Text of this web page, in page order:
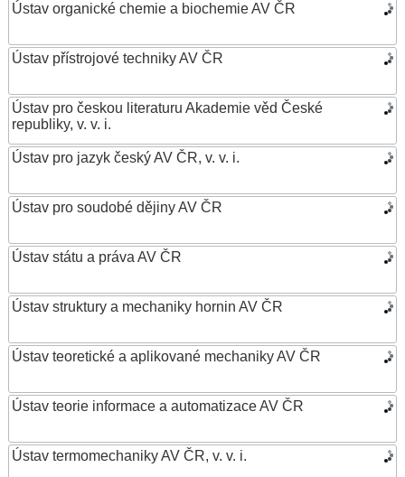
Ústav organické chemie a biochemie AV ČR
Ústav přístrojové techniky AV ČR
Ústav pro českou literaturu Akademie věd České
republiky, v. v. i.
Ústav pro jazyk český AV ČR, v. v. i.
Ústav pro soudobé dějiny AV ČR
Ústav státu a práva AV ČR
Ústav struktury a mechaniky hornin AV ČR
Ústav teoretické a aplikované mechaniky AV ČR
Ústav teorie informace a automatizace AV ČR
Ústav termomechaniky AV ČR, v. v. i.